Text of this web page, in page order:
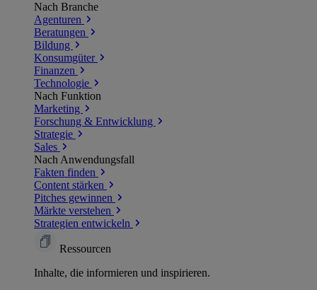
Nach Branche
Agenturen
Beratungen
Bildung
Konsumgüter
Finanzen
Technologie
Nach Funktion
Marketing
Forschung & Entwicklung
Strategie
Sales
Nach Anwendungsfall
Fakten finden
Content stärken
Pitches gewinnen
Märkte verstehen
Strategien entwickeln
Ressourcen
Inhalte, die informieren und inspirieren.